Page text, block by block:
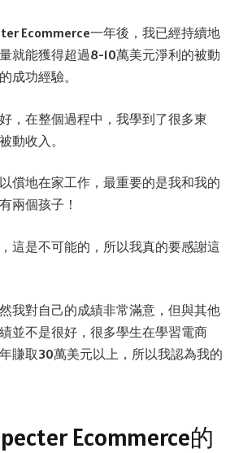
Ecommerce一年後，我已經持續地
就能獲得超過8-10萬美元淨利的被動
成功經驗。
，在整個過程中，我學到了很多東
動收入。
償地在家工作，最重要的是我和我的
兩個孩子！
這是不可能的，所以我真的要感謝這
我對自己的成績非常滿意，但與其他
並不是很好，很多學生在學習電商
賺取30萬美元以上，所以我認為我的
Ecommerce的